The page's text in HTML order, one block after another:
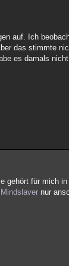
auf. Ich
das stimmte
es damals
gehört für mich
nur